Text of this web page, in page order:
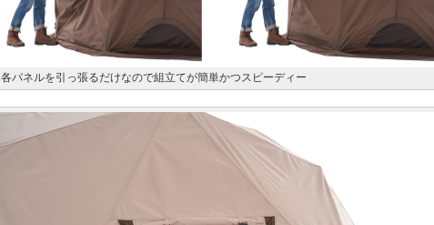
各パネルを引っ張るだけなので組立てが簡単かつスピーディー